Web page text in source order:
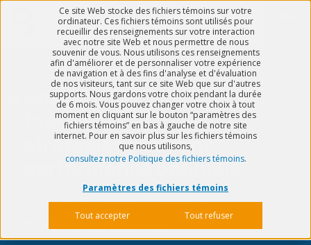
Ce site Web stocke des fichiers témoins sur votre
ordinateur. Ces fichiers témoins sont utilisés pour
recueillir des renseignements sur votre interaction
avec notre site Web et nous permettre de nous
souvenir de vous. Nous utilisons ces renseignements
afin d'améliorer et de personnaliser votre expérience
de navigation et à des fins d'analyse et d'évaluation
de nos visiteurs, tant sur ce site Web que sur d'autres
supports. Nous gardons votre choix pendant la durée
de 6 mois. Vous pouvez changer votre choix à tout
moment en cliquant sur le bouton “paramètres des
fichiers témoins” en bas à gauche de notre site
internet. Pour en savoir plus sur les fichiers témoins
que nous utilisons,
consultez notre Politique des fichiers témoins.
Paramètres des fichiers témoins
Tout accepter Tout refuser
Gestion des
fournisseurs :
stratégies pour une
performance optimale
Résumer cet article avec :